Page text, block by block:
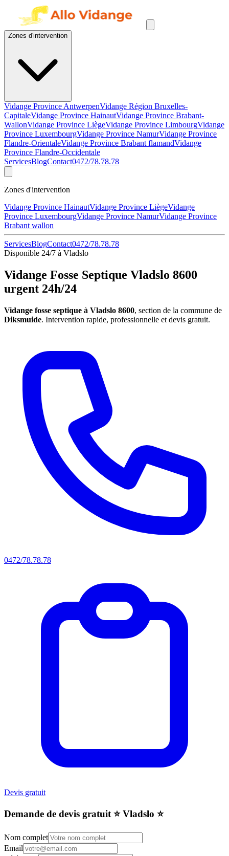
Zones d'intervention
Vidange Province AntwerpenVidange Région Bruxelles-
CapitaleVidange Province HainautVidange Province Brabant-
WallonVidange Province LiègeVidange Province LimbourgVidange
Province LuxembourgVidange Province NamurVidange Province
Flandre-OrientaleVidange Province Brabant flamandVidange
Province Flandre-Occidentale
ServicesBlogContact0472/78.78.78
Zones d'intervention
Vidange Province HainautVidange Province LiègeVidange
Province LuxembourgVidange Province NamurVidange Province
Brabant wallon
ServicesBlogContact0472/78.78.78
Disponible 24/7 à Vladslo
Vidange Fosse Septique Vladslo 8600
urgent 24h/24
Vidange fosse septique à Vladslo 8600, section de la commune de
Diksmuide. Intervention rapide, professionnelle et devis gratuit.
0472/78.78.78
Devis gratuit
Demande de devis gratuit ⭐️ Vladslo ⭐️
Nom complet
Email